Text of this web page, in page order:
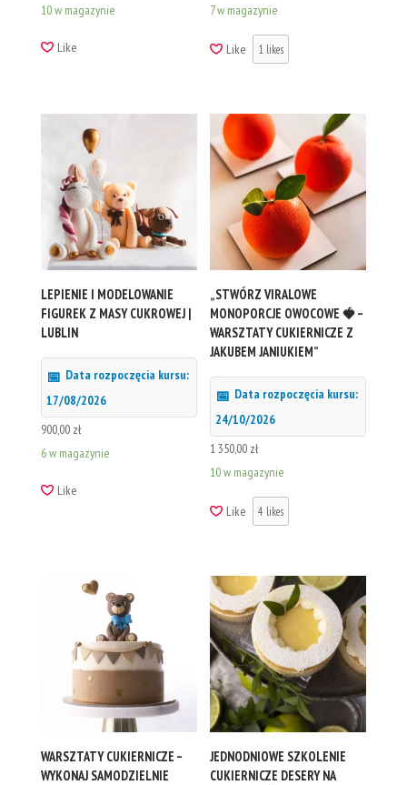
10 w magazynie
Like
7 w magazynie
Like 1 likes
LEPIENIE I MODELOWANIE
FIGUREK Z MASY CUKROWEJ |
LUBLIN
Data rozpoczęcia kursu:
17/08/2026
900,00 zł
6 w magazynie
Like
„STWÓRZ VIRALOWE
MONOPORCJE OWOCOWE 🍓 –
WARSZTATY CUKIERNICZE Z
JAKUBEM JANIUKIEM”
Data rozpoczęcia kursu:
24/10/2026
1 350,00 zł
10 w magazynie
Like 4 likes
WARSZTATY CUKIERNICZE –
WYKONAJ SAMODZIELNIE
JEDNODNIOWE SZKOLENIE
CUKIERNICZE DESERY NA